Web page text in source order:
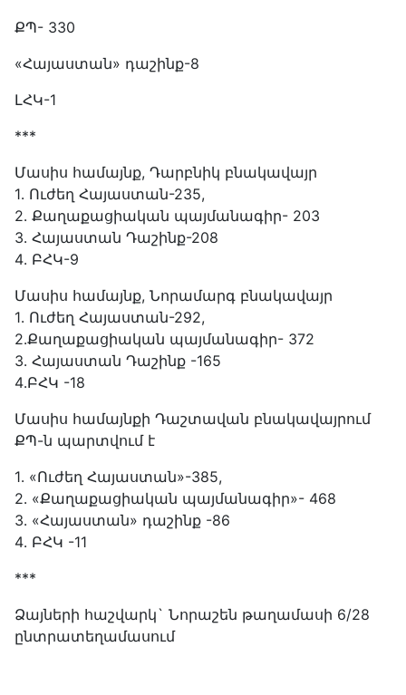
ՔՊ- 330
«Հայաստան» դաշինք-8
ԼՀԿ-1
***
Մասիս համայնք, Դարբնիկ բնակավայր
1․ Ուժեղ Հայաստան-235,
2․ Քաղաքացիական պայմանագիր- 203
3․ Հայաստան Դաշինք-208
4․ ԲՀԿ-9
Մասիս համայնք, Նորամարգ բնակավայր
1․ Ուժեղ Հայաստան-292,
2․Քաղաքացիական պայմանագիր- 372
3․ Հայաստան Դաշինք -165
4․ԲՀԿ -18
Մասիս համայնքի Դաշտավան բնակավայրում
ՔՊ-ն պարտվում է
1․ «Ուժեղ Հայաստան»-385,
2․ «Քաղաքացիական պայմանագիր»- 468
3․ «Հայաստան» դաշինք -86
4․ ԲՀԿ -11
***
Ձայների հաշվարկ` Նորաշեն թաղամասի 6/28
ընտրատեղամասում